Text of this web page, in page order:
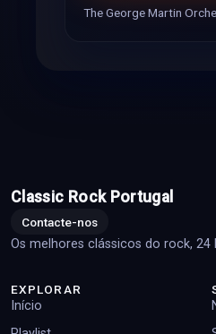
The George Martin
Classic Rock Portugal
Contacte-nos
Os melhores clássicos do rock, 24
EXPLORAR
Início